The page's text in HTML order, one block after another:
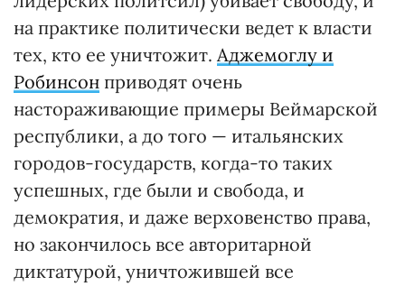
на практике политически ведет к власти
тех, кто ее уничтожит. Аджемоглу и
Робинсон приводят очень
настораживающие примеры Веймарской
республики, а до того — итальянских
городов-государств, когда-то таких
успешных, где были и свобода, и
демократия, и даже верховенство права,
но закончилось все авторитарной
диктатурой, уничтожившей все